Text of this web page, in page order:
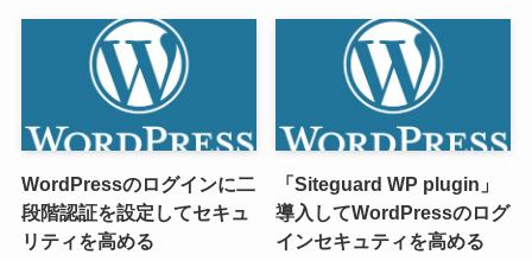
WordPressのログインに二
段階認証を設定してセキュ
リティを高める
「Siteguard WP plugin」
導入してWordPressのログ
インセキュティを高める